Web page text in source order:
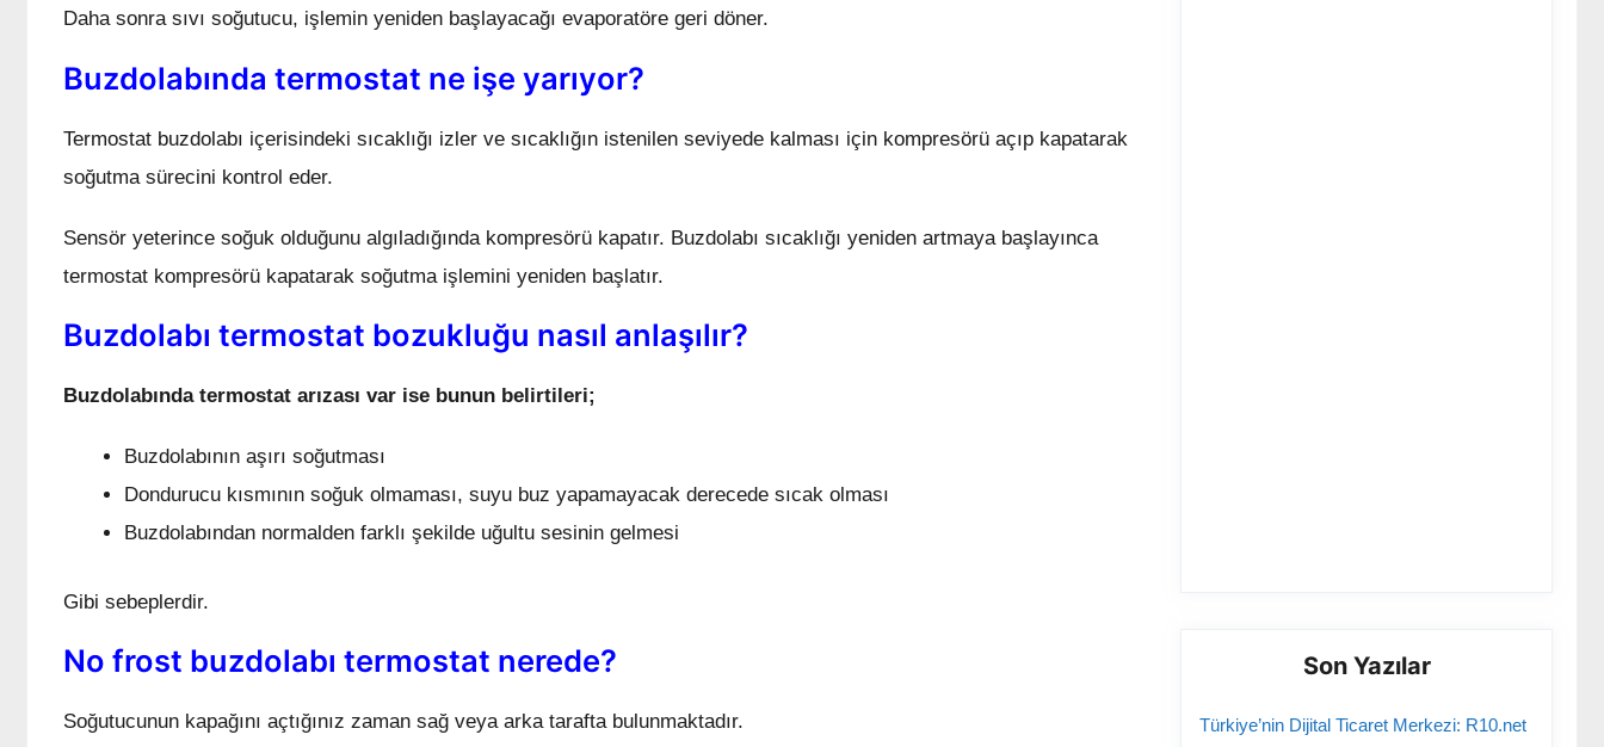
Daha sonra sıvı soğutucu, işlemin yeniden başlayacağı evaporatöre geri döner.
Buzdolabında termostat ne işe yarıyor?
Termostat buzdolabı içerisindeki sıcaklığı izler ve sıcaklığın istenilen seviyede kalması için kompresörü açıp kapatarak
soğutma sürecini kontrol eder.
Sensör yeterince soğuk olduğunu algıladığında kompresörü kapatır. Buzdolabı sıcaklığı yeniden artmaya başlayınca
termostat kompresörü kapatarak soğutma işlemini yeniden başlatır.
Buzdolabı termostat bozukluğu nasıl anlaşılır?
Buzdolabında termostat arızası var ise bunun belirtileri;
Buzdolabının aşırı soğutması
Dondurucu kısmının soğuk olmaması, suyu buz yapamayacak derecede sıcak olması
Buzdolabından normalden farklı şekilde uğultu sesinin gelmesi
Gibi sebeplerdir.
No frost buzdolabı termostat nerede?
Soğutucunun kapağını açtığınız zaman sağ veya arka tarafta bulunmaktadır.
Son Yazılar
Türkiye’nin Dijital Ticaret Merkezi: R10.net